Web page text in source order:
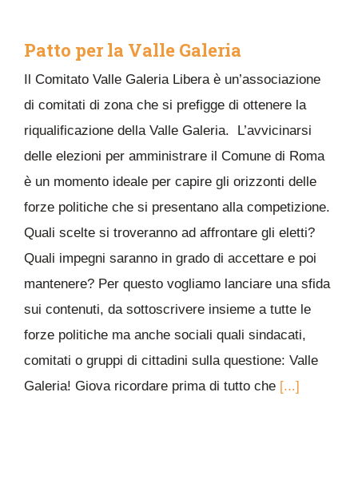
Patto per la Valle Galeria
Il Comitato Valle Galeria Libera è un’associazione
di comitati di zona che si prefigge di ottenere la
riqualificazione della Valle Galeria. L’avvicinarsi
delle elezioni per amministrare il Comune di Roma
è un momento ideale per capire gli orizzonti delle
forze politiche che si presentano alla competizione.
Quali scelte si troveranno ad affrontare gli eletti?
Quali impegni saranno in grado di accettare e poi
mantenere? Per questo vogliamo lanciare una sfida
sui contenuti, da sottoscrivere insieme a tutte le
forze politiche ma anche sociali quali sindacati,
comitati o gruppi di cittadini sulla questione: Valle
Galeria! Giova ricordare prima di tutto che [...]